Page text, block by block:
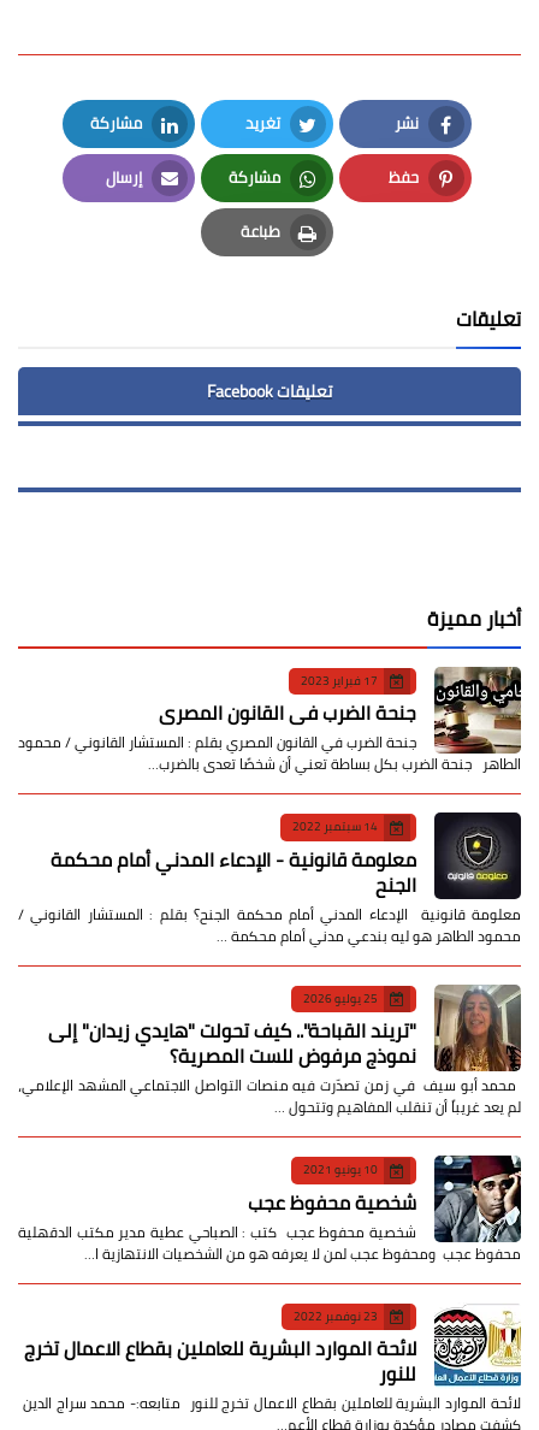
نشر
Facebook
تغريد
Twitter
مشاركة
LinkedIn
حفظ
Pinterest
مشاركة
Whatsapp
إرسال
Email
طباعة
Print
تعليقات
تعليقات Facebook
أخبار مميزة
17 فبراير 2023
جنحة الضرب في القانون المصري
جنحة الضرب في القانون المصري بقلم : المستشار القانوني / محمود
الطاهر جنحة الضرب بكل بساطة تعني أن شخصًا تعدى بالضرب…
14 سبتمبر 2022
معلومة قانونية - الإدعاء المدني أمام محكمة
الجنح
معلومة قانونية الإدعاء المدني أمام محكمة الجنح؟ بقلم : المستشار القانوني /
محمود الطاهر هو ليه بندعي مدني أمام محكمة …
25 يوليو 2026
​"تريند القباحة".. كيف تحولت "هايدي زيدان" إلى
نموذج مرفوض للست المصرية؟
​ محمد أبو سيف ​في زمن تصدّرت فيه منصات التواصل الاجتماعي المشهد الإعلامي،
لم يعد غريباً أن تنقلب المفاهيم وتتحول …
10 يونيو 2021
شخصية محفوظ عجب
شخصية محفوظ عجب كتب : الصباحي عطية مدير مكتب الدقهلية
محفوظ عجب ومحفوظ عجب لمن لا يعرفه هو من الشخصيات الانتهازية ا…
23 نوفمبر 2022
لائحة الموارد البشرية للعاملين بقطاع الاعمال تخرج
للنور
لائحة الموارد البشرية للعاملين بقطاع الاعمال تخرج للنور متابعه:- محمد سراج الدين